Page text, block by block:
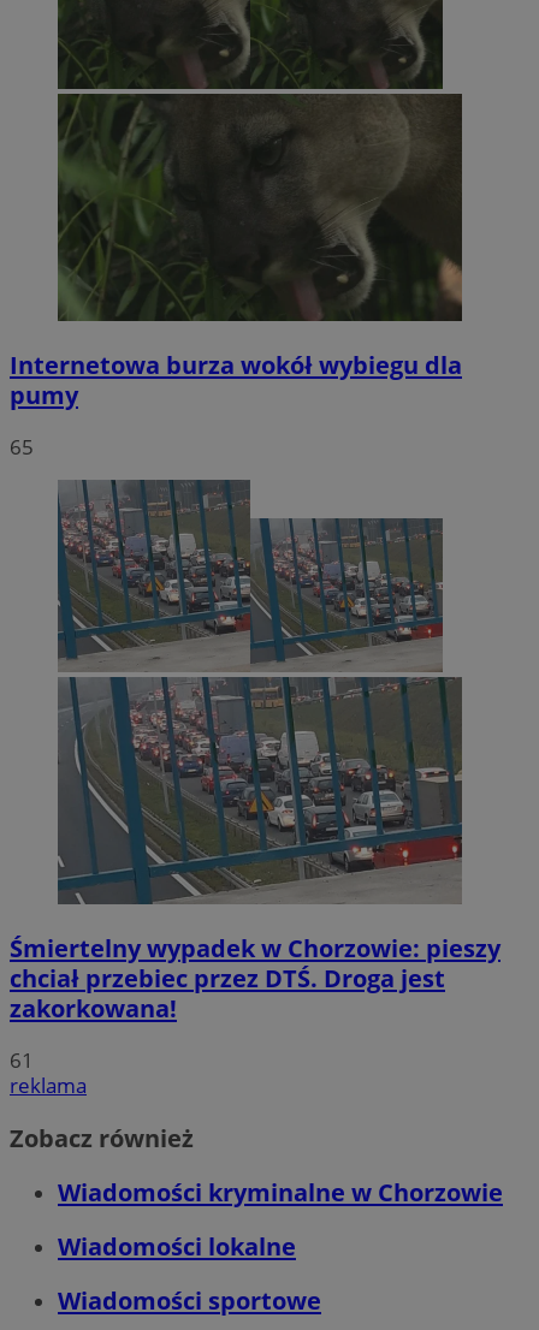
Internetowa burza wokół wybiegu dla
pumy
65
Śmiertelny wypadek w Chorzowie: pieszy
chciał przebiec przez DTŚ. Droga jest
zakorkowana!
61
reklama
Zobacz również
Wiadomości kryminalne w Chorzowie
Wiadomości lokalne
Wiadomości sportowe